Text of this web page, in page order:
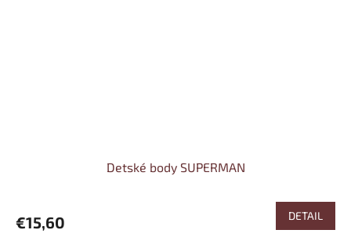
Detské body SUPERMAN
€15,60 DETAIL